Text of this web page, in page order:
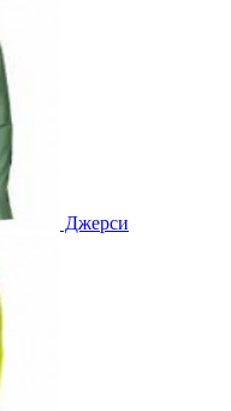
Джерси